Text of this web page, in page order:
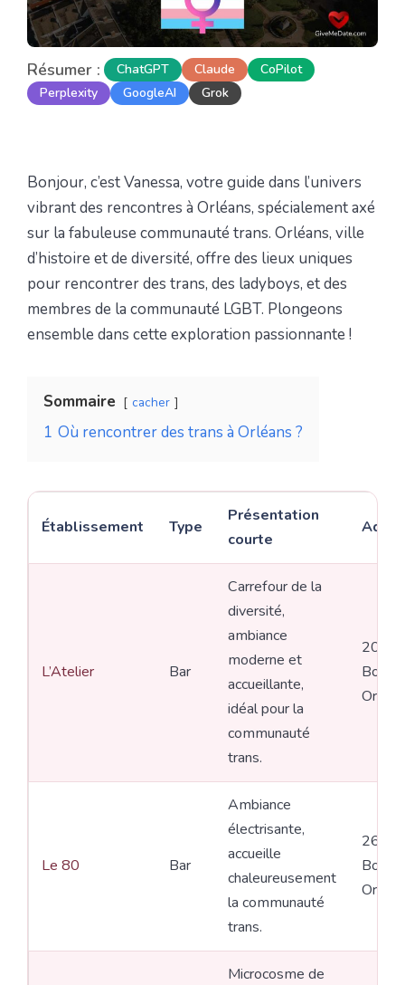
Résumer : ChatGPT Claude
CoPilot
Perplexity
GoogleAI Grok
Bonjour, c’est Vanessa, votre guide dans l’univers
vibrant des rencontres à Orléans, spécialement axé
sur la fabuleuse communauté trans. Orléans, ville
d’histoire et de diversité, offre des lieux uniques
pour rencontrer des trans, des ladyboys, et des
membres de la communauté LGBT. Plongeons
ensemble dans cette exploration passionnante !
Sommaire cacher
1 Où rencontrer des trans à Orléans ?
Établissement Type
Présentation
courte
L’Atelier Bar
Carrefour de la
diversité,
ambiance
moderne et
accueillante,
idéal pour la
communauté
trans.
203
Le 80 Bar
Ambiance
électrisante,
accueille
chaleureusement
la communauté
trans.
264
Microcosme de